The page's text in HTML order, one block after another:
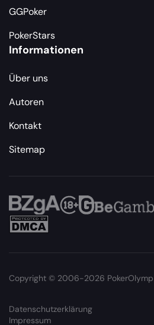
GGPoker
PokerStars
Informationen
Über uns
Autoren
Kontakt
Sitemap
Copyright © 2006-2026
Datenschutzerklärung
Impressum